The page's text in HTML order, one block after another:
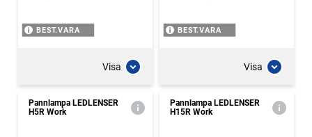
BEST.VARA
Visa
BEST.VARA
Visa
Pannlampa LEDLENSER
H5R Work
Pannlampa LEDLENSER
H15R Work